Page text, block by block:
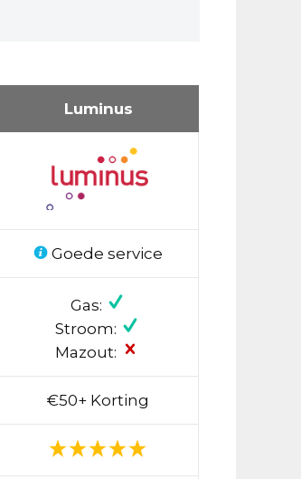
Luminus
Goede service
Gas:
Stroom:
Mazout:
€50+ Korting